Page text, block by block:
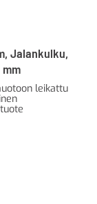
Jalankulku,
mm
leikattu